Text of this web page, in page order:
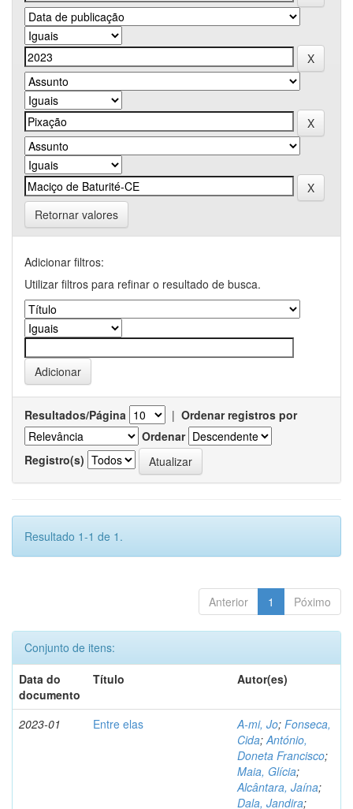
Retornar valores
Adicionar filtros:
Utilizar filtros para refinar o resultado de busca.
Resultados/Página | Ordenar registros por
Ordenar
Registro(s)
Resultado 1-1 de 1.
Anterior 1 Póximo
Conjunto de itens:
Data do
documento
Título Autor(es)
2023-01 Entre elas A-mi, Jo; Fonseca,
Cida;António,
Doneta Francisco;
Maia, Glícia;
Alcântara, Jaína;
Dala, Jandira;